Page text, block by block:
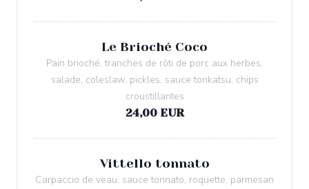
Le Brioché Coco
Pain brioché, tranches de rôti de porc aux herbes,
salade, coleslaw, pickles, sauce tonkatsu, chips
croustillantes
24,00 EUR
Vittello tonnato
Carpaccio de veau, sauce tonnato, roquette, parmesan